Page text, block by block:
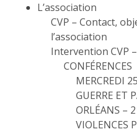
L’association
CVP – Contact,
l’association
Intervention CVP
CONFÉRENCES
MERCREDI
GUERRE ET
ORLÉANS –
VIOLENCES